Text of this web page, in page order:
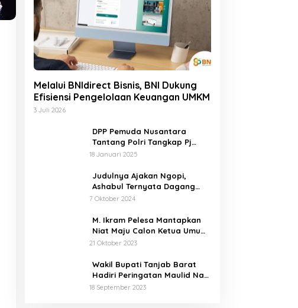
Melalui BNIdirect Bisnis, BNI Dukung
Efisiensi Pengelolaan Keuangan UMKM
3 Juli 2026
DPP Pemuda Nusantara
Tantang Polri Tangkap Pj
Bupati Buton Selatan Pelaku
18 Januari 2025
Judulnya Ajakan Ngopi,
Ashabul Ternyata Dagang
Foto BEM Sultra Untuk Serang
7 Oktober 2024
M. Ikram Pelesa Mantapkan
Niat Maju Calon Ketua Umum
PB HMI di Kongres Ke XXXII
21 Oktober 2023
Wakil Bupati Tanjab Barat
Hadiri Peringatan Maulid Nabi
Muhammad SAW 1445 H di
18 September 2023